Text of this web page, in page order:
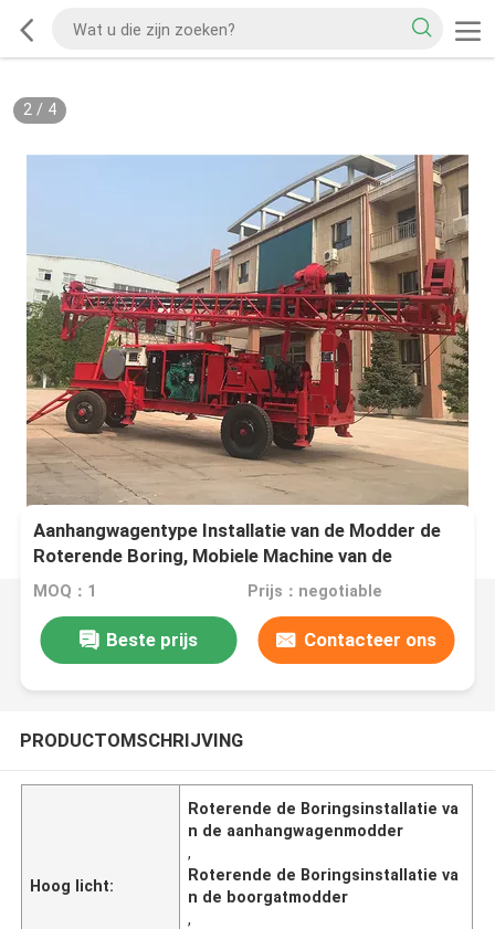
2/ 4
Aanhangwagentype Installatie van de Modder de
Roterende Boring, Mobiele Machine van de
Boorgatboring 400m Diepte
MOQ：1 Prijs：negotiable
Beste prijs Contacteer ons
PRODUCTOMSCHRIJVING
Hoog licht:
Roterende de Boringsinstallatie va
n de aanhangwagenmodder
,
Roterende de Boringsinstallatie va
n de boorgatmodder
,